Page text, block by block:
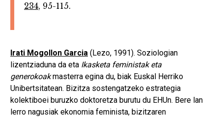
234, 95-115.
Irati Mogollon Garcia(Lezo, 1991). Soziologian
lizentziaduna da eta Ikasketa feministak eta
generokoakmasterra egina du, biak Euskal Herriko
Unibertsitatean. Bizitza sostengatzeko estrategia
kolektiboei buruzko doktoretza burutu du EHUn. Bere lan
lerro nagusiak ekonomia feminista, bizitzaren